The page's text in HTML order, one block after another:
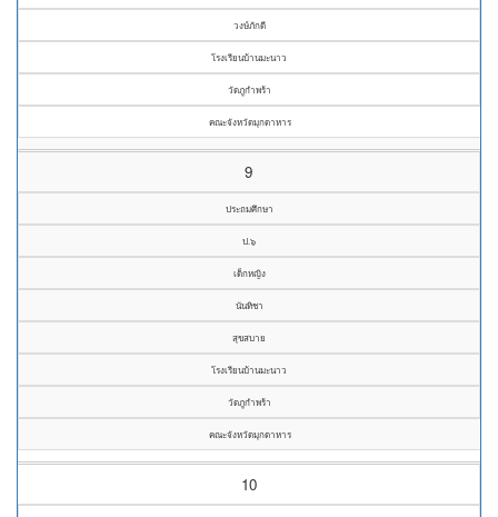
วงษ์ภักดี
โรงเรียนบ้านมะนาว
วัดภูกำพร้า
คณะจังหวัดมุกดาหาร
9
ประถมศึกษา
ป.๖
เด็กหญิง
นันทิชา
สุขสบาย
โรงเรียนบ้านมะนาว
วัดภูกำพร้า
คณะจังหวัดมุกดาหาร
10